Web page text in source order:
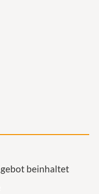
beinhaltet